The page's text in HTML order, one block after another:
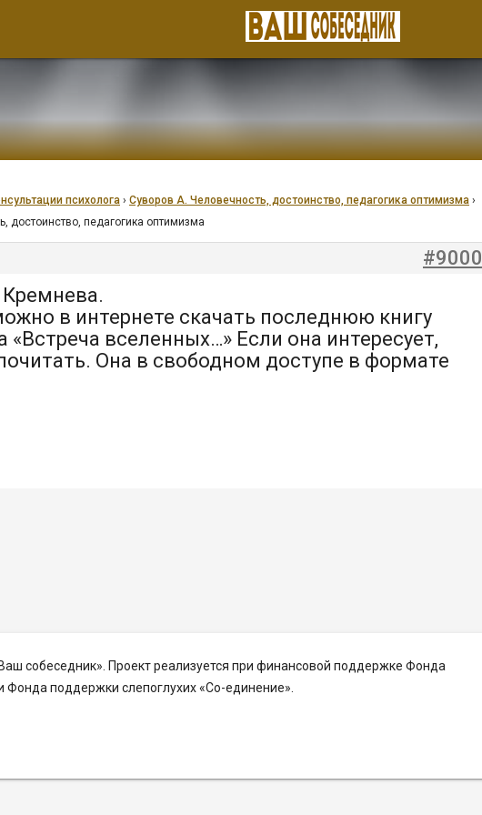
психолога › Суворов А. Человечность, достоинство, педагогика оптимизма ›
достоинство, педагогика оптимизма
#9000
в интернете скачать последнюю книгу
«Встреча вселенных…» Если она интересует,
Она в свободном доступе в формате
собеседник». Проект реализуется при финансовой поддержке Фонда
Фонда поддержки слепоглухих «Со-единение».